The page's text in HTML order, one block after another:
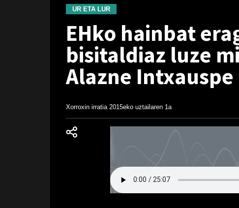
UR ETA LUR
EHko hainbat
bisitaldiaz luze
Alazne
Xorroxin irratia 2015eko uztailaren 1a